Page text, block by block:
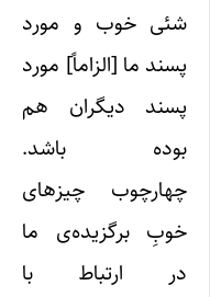
شئی خوب و مورد
پسند ما [الزاماً] مورد
پسند دیگران هم
بوده باشد.
چهارچوب چیزهای
خوبِ برگزیده‌ی ما
در ارتباط با